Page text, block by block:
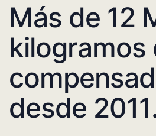
Más de 12
kilogramos
desde